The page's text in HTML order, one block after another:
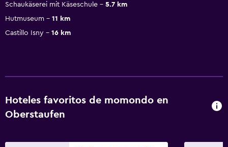
Schaukäserei mit Käseschule
5.7 km
Hutmuseum
11 km
Castillo Isny
16 km
Hoteles favoritos de momondo en
Oberstaufen